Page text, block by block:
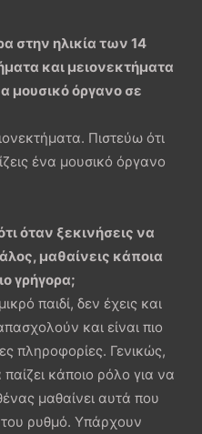
στην ηλικία των 14
και μειονεκτήματα
μουσικό όργανο σε
Πιστεύω ότι
ένα μουσικό όργανο
όταν ξεκινήσεις να
μαθαίνεις κάποια
γρήγορα;
παιδί, δεν έχεις και
και είναι πιο
πληροφορίες. Γενικώς,
παίζει κάποιο ρόλο για να
μαθαίνει αυτά που
του ρυθμό. Υπάρχουν